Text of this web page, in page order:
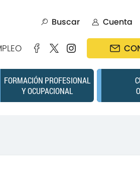
Buscar Cuenta
FORMACIÓN PROFESIONAL
Y OCUPACIONAL